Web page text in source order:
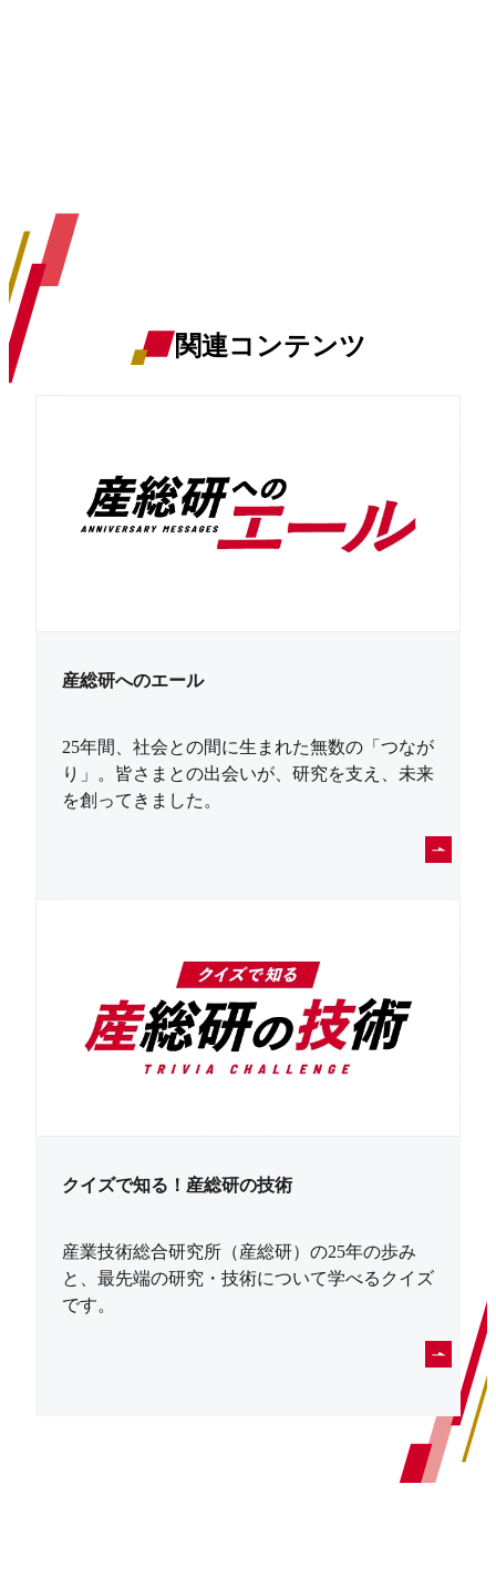
関連コンテンツ
産総研へのエール
25年間、社会との間に生まれた無数の「つなが
り」。皆さまとの出会いが、研究を支え、未来
を創ってきました。
クイズで知る！産総研の技術
産業技術総合研究所（産総研）の25年の歩み
と、最先端の研究・技術について学べるクイズ
です。